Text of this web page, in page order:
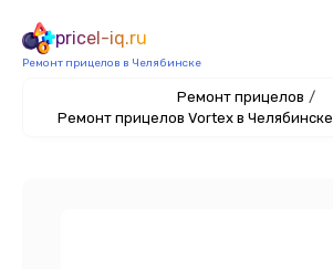
pricel-iq.ru
Ремонт прицелов в Челябинске
Ремонт прицелов /
Ремонт прицелов Vortex в Челябинске